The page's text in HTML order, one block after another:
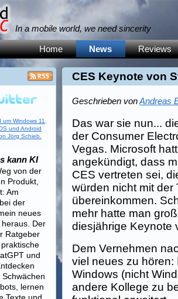
In a mobile world, we need sincerity
Home News Reviews
CES Keynote von
Geschrieben vonAndreas
Das war sie nun...
der Consumer
Vegas. Microsoft
angekündigt, dass
CES vertreten sei,
würden nicht mit der
übereinkommen.
mehr hatte man
diesjährige Keynote
Dem Vernehmen
viel neues zu hören:
Windows (nicht
andere Kollege zu
Windows 11,
und Android
Jörg Schieb.
kann KI
von der
Produkt,
Am
der
neues
heraus. Der
Ratgeber
und
lernen